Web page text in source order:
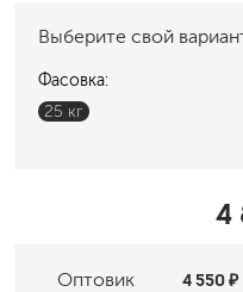
Выберите свой
Фасовка:
25 кг
4
Оптовик 4 550 ₽